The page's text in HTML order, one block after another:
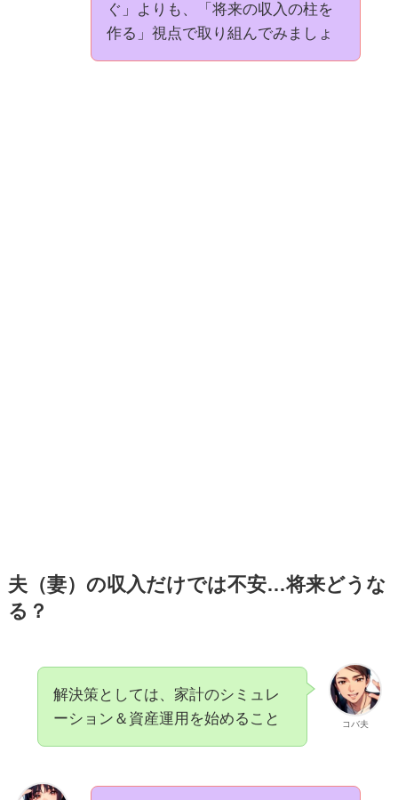
ぐ」よりも、「将来の収入の柱を
作る」視点で取り組んでみましょ
夫（妻）の収入だけでは不安…将来どうな
る？
コバ夫
解決策としては、家計のシミュレ
ーション＆資産運用を始めること